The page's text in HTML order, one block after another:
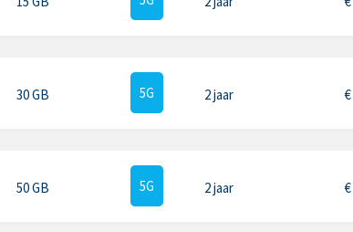
30 GB 5G 2 jaar €
50 GB 5G 2 jaar €